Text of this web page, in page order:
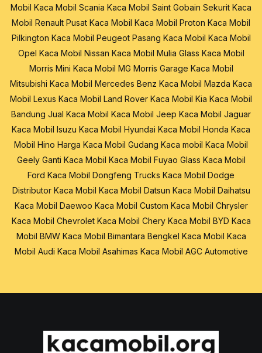
Mobil Kaca Mobil Scania Kaca Mobil Saint Gobain Sekurit Kaca
Mobil Renault Pusat Kaca Mobil Kaca Mobil Proton Kaca Mobil
Pilkington Kaca Mobil Peugeot Pasang Kaca Mobil Kaca Mobil
Opel Kaca Mobil Nissan Kaca Mobil Mulia Glass Kaca Mobil
Morris Mini Kaca Mobil MG Morris Garage Kaca Mobil
Mitsubishi Kaca Mobil Mercedes Benz Kaca Mobil Mazda Kaca
Mobil Lexus Kaca Mobil Land Rover Kaca Mobil Kia Kaca Mobil
Bandung Jual Kaca Mobil Kaca Mobil Jeep Kaca Mobil Jaguar
Kaca Mobil Isuzu Kaca Mobil Hyundai Kaca Mobil Honda Kaca
Mobil Hino Harga Kaca Mobil Gudang Kaca mobil Kaca Mobil
Geely Ganti Kaca Mobil Kaca Mobil Fuyao Glass Kaca Mobil
Ford Kaca Mobil Dongfeng Trucks Kaca Mobil Dodge
Distributor Kaca Mobil Kaca Mobil Datsun Kaca Mobil Daihatsu
Kaca Mobil Daewoo Kaca Mobil Custom Kaca Mobil Chrysler
Kaca Mobil Chevrolet Kaca Mobil Chery Kaca Mobil BYD Kaca
Mobil BMW Kaca Mobil Bimantara Bengkel Kaca Mobil Kaca
Mobil Audi Kaca Mobil Asahimas Kaca Mobil AGC Automotive